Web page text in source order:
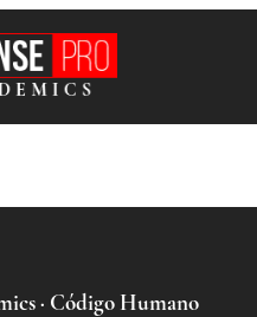
· Código Humano